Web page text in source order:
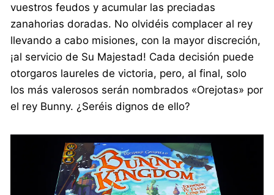
vuestros feudos y acumular las preciadas
zanahorias doradas. No olvidéis complacer al rey
llevando a cabo misiones, con la mayor discreción,
¡al servicio de Su Majestad! Cada decisión puede
otorgaros laureles de victoria, pero, al final, solo
los más valerosos serán nombrados «Orejotas» por
el rey Bunny. ¿Seréis dignos de ello?